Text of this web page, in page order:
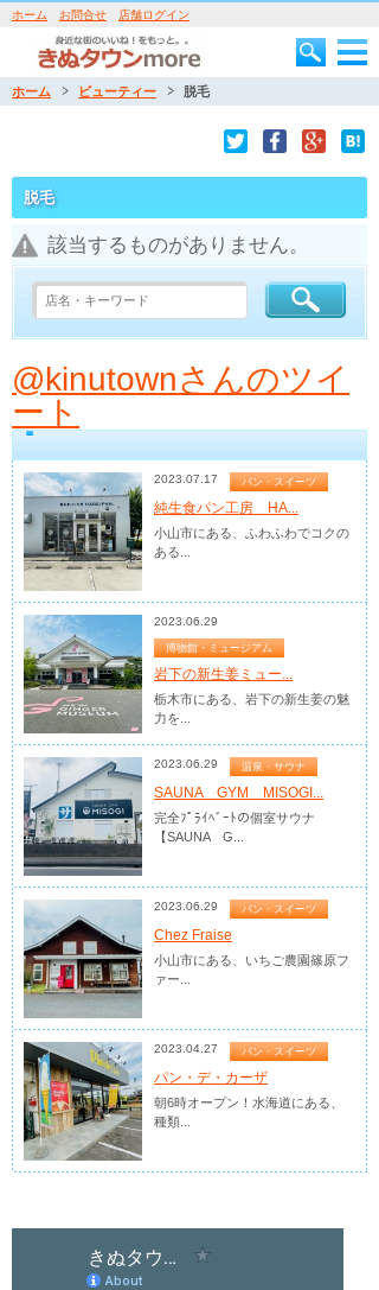
ホーム お問合せ 店舗ログイン
ホーム ビューティー 脱毛
脱毛
該当するものがありません。
@kinutownさんのツイ
ート
2023.07.17 パン・スイーツ
純生食パン工房 HA...
小山市にある、ふわふわでコクの
ある...
2023.06.29
博物館・ミュージアム
岩下の新生姜ミュー...
栃木市にある、岩下の新生姜の魅
力を...
2023.06.29 温泉・サウナ
SAUNA GYM MISOGI...
完全ﾌﾟﾗｲﾍﾞｰﾄの個室サウナ
【SAUNA G...
2023.06.29 パン・スイーツ
Chez Fraise
小山市にある、いちご農園篠原フ
ァー...
2023.04.27 パン・スイーツ
パン・デ・カーザ
朝6時オープン！水海道にある、
種類...